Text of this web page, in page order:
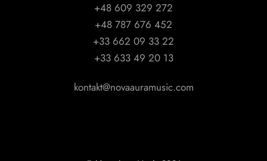
+48 609 329 272
+48 787 676 452
+33 662 09 33 22
+33 633 49 20 13
kontakt@novaauramusic.com